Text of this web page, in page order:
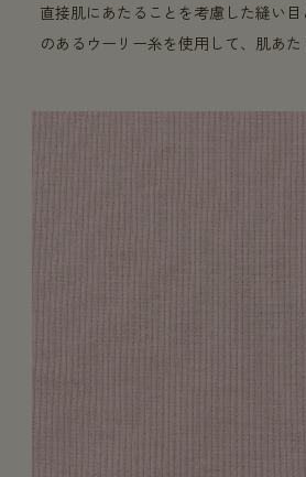
直接肌にあたることを考慮した縫い
のあるウーリー糸を使用して、肌あた